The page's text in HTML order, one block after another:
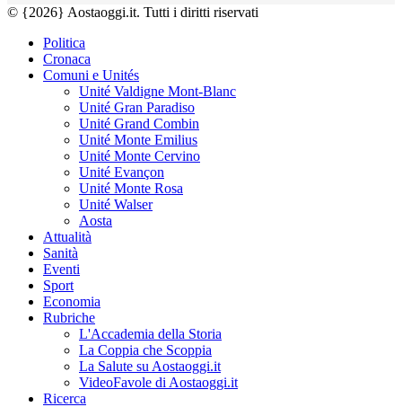
© {2026} Aostaoggi.it. Tutti i diritti riservati
Politica
Cronaca
Comuni e Unités
Unité Valdigne Mont-Blanc
Unité Gran Paradiso
Unité Grand Combin
Unité Monte Emilius
Unité Monte Cervino
Unité Evançon
Unité Monte Rosa
Unité Walser
Aosta
Attualità
Sanità
Eventi
Sport
Economia
Rubriche
L'Accademia della Storia
La Coppia che Scoppia
La Salute su Aostaoggi.it
VideoFavole di Aostaoggi.it
Ricerca